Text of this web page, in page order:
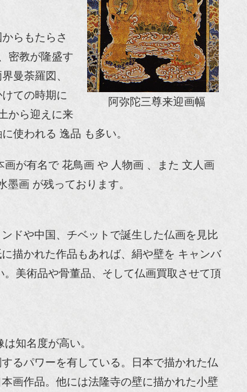
阿弥陀三尊来迎画幅
らもたらさ
密教が隆盛す
曼荼羅図、
ての時期に
から迎えに来
使われる 逸品 も多い。
が有名で 花鳥画 や 人物画 、また 文人画
画 が残っております。
ドや中国、チベットで誕生した仏画を見比
描かれた作品もあれば、絹や壁を キャンバ
美術品や骨董品、そして仏画買取させて頂
知名度が高い。
るパワーを有している。日本で描かれた仏
画作品。他には法隆寺の壁に描かれた小壁